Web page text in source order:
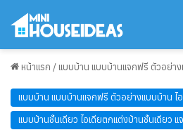
หน้าแรก / แบบบ้าน แบบบ้านแจกฟรี ตัวอย่าง
แบบบ้าน แบบบ้านแจกฟรี ตัวอย่างแบบบ้าน ไ
แบบบ้านชั้นเดียว ไอเดียตกแต่งบ้านชั้นเดียว